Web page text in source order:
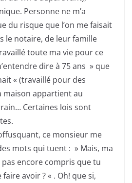
Personne ne m’a
du risque que l’on me faisait
le notaire, de leur famille
toute ma vie pour ce
dire à 75 ans » que
« (travaillé pour des
maison appartient au
Certaines lois sont
ce monsieur me
mots qui tuent : » Mais, ma
pas encore compris que tu
avoir ? « . Oh! que si,